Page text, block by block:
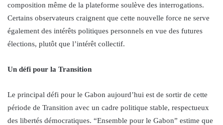
composition même de la plateforme soulève des interrogations.
Certains observateurs craignent que cette nouvelle force ne serve
également des intérêts politiques personnels en vue des futures
élections, plutôt que l’intérêt collectif.
Un défi pour la Transition
Le principal défi pour le Gabon aujourd’hui est de sortir de cette
période de Transition avec un cadre politique stable, respectueux
des libertés démocratiques. “Ensemble pour le Gabon” estime que